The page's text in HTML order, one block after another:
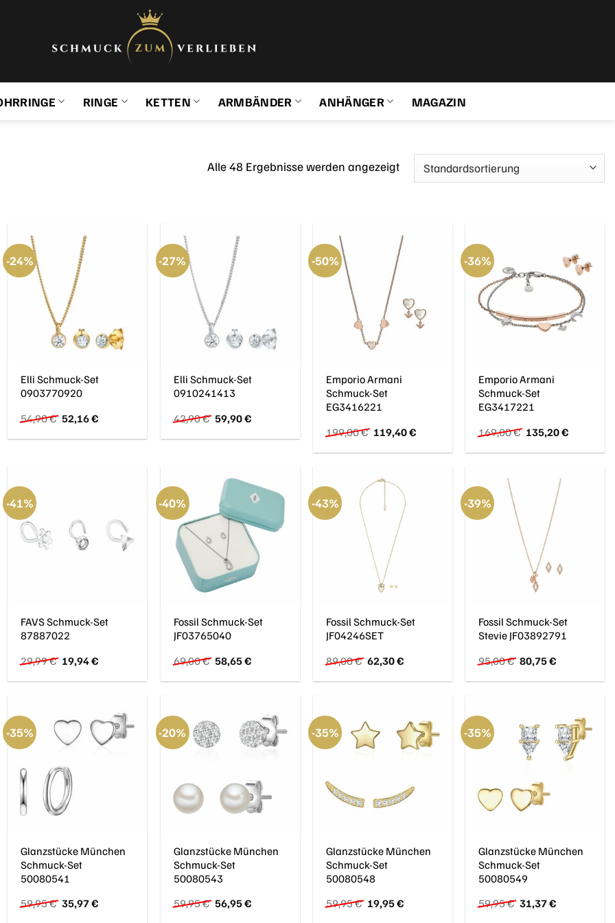
RINGE KETTEN ARMBÄNDER ANHÄNGER MAGAZIN
Alle 48 Ergebnisse werden angezeigt
-24%
Elli Schmuck-Set
0903770920
54,90€ Ursprünglicher
Preis
war:
52,16€Aktueller
ist:
-27%
Elli Schmuck-Set
0910241413
42,90€ Ursprünglicher
Preis
war:
59,90€Aktueller
ist:
-50%
Emporio Armani
Schmuck-Set
EG3416221
199,00€ Ursprünglicher
Preis
war:
119,40€Aktueller
ist:
-36%
Emporio Armani
Schmuck-Set
EG3417221
169,00€ Ursprünglicher
Preis
war:
135,20€Aktueller
ist:
-41%
FAVS Schmuck-Set
87887022
29,99€ Ursprünglicher
Preis
war:
19,94€Aktueller
ist:
-40%
Fossil Schmuck-Set
JF03765040
69,00€ Ursprünglicher
Preis
war:
58,65€Aktueller
ist:
-43%
Fossil Schmuck-Set
JF04246SET
89,00€ Ursprünglicher
Preis
war:
62,30€Aktueller
ist:
-39%
Fossil Schmuck-Set
Stevie JF03892791
95,00€ Ursprünglicher
Preis
war:
80,75€Aktueller
ist:
-35%
Glanzstücke München
Schmuck-Set
50080541
59,95€ Ursprünglicher
Preis
35,97€Aktueller
-20%
Glanzstücke München
Schmuck-Set
50080543
59,95€ Ursprünglicher
Preis
56,95€Aktueller
-35%
Glanzstücke München
Schmuck-Set
50080548
59,95€ Ursprünglicher
Preis
19,95€Aktueller
-35%
Glanzstücke München
Schmuck-Set
50080549
59,95€ Ursprünglicher
Preis
31,37€Aktueller